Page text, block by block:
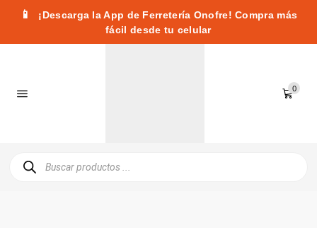
📱
¡Descarga la App de Ferretería Onofre! Compra más
fácil desde tu celular
0